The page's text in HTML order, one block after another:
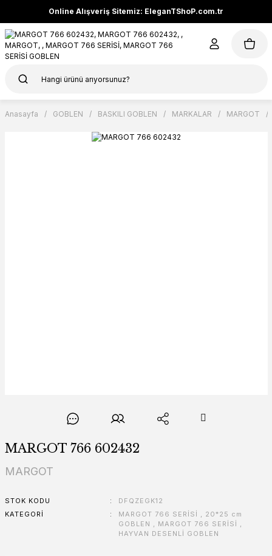
Online Alışveriş Sitemiz: EleganTShoP.com.tr
Anasayfa GOBLEN BASKILI GOBLEN MARKALAR MARGOT
MARGOT 766 602432
MARGOT
STOK KODU
DFQZEGK12
KATEGORI
MARGOT 766 SERİSİ , 20*25 cm
GOBLEN , MARGOT 766 SERİSİ ,
HAYVAN DESENLİ GOBLEN